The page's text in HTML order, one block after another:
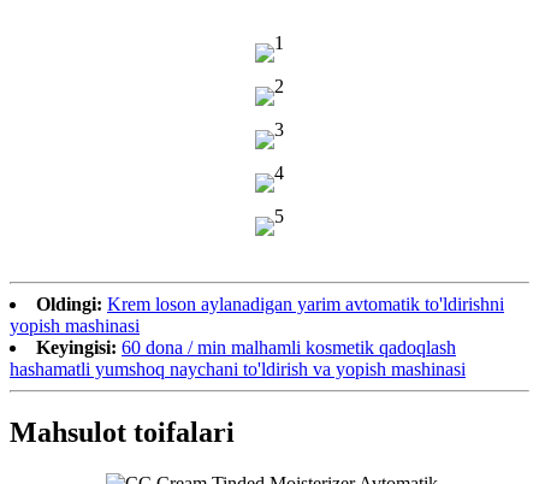
Oldingi: Krem loson aylanadigan yarim avtomatik to'ldirishni
yopish mashinasi
Keyingisi: 60 dona / min malhamli kosmetik qadoqlash
hashamatli yumshoq naychani to'ldirish va yopish mashinasi
Mahsulot toifalari